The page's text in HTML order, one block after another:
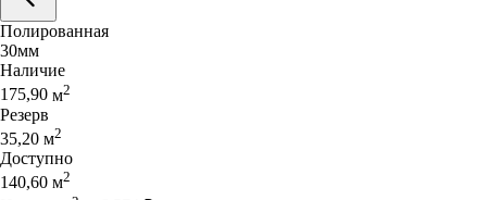
Полированная
30мм
Наличие
175,90 м2
Резерв
35,20 м2
Доступно
140,60 м2